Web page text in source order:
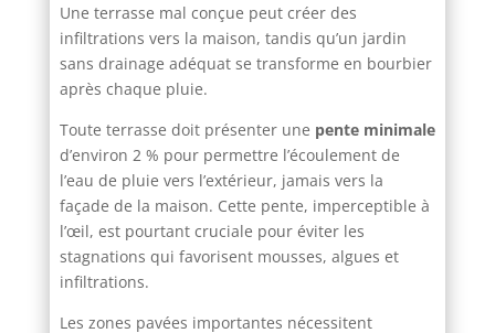
Une terrasse mal conçue peut créer des
infiltrations vers la maison, tandis qu’un jardin
sans drainage adéquat se transforme en bourbier
après chaque pluie.
Toute terrasse doit présenter une pente minimale
d’environ 2 % pour permettre l’écoulement de
l’eau de pluie vers l’extérieur, jamais vers la
façade de la maison. Cette pente, imperceptible à
l’œil, est pourtant cruciale pour éviter les
stagnations qui favorisent mousses, algues et
infiltrations.
Les zones pavées importantes nécessitent